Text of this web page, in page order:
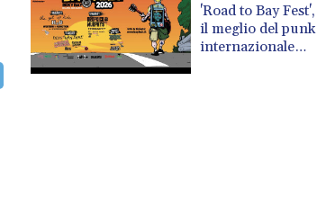
'Road to Bay Fest',
il meglio del punk
internazionale